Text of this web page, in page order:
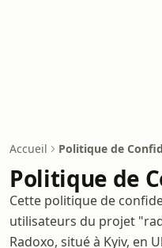
Accueil Politique de
Politique de
Cette politique de
utilisateurs du projet
Radoxo, situé à Kyiv, en